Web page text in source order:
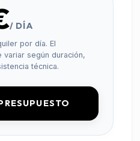
/ DÍA
por día. El
según duración,
técnica.